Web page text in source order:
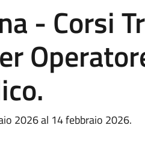
- Corsi
2026 al 14 febbraio 2026.